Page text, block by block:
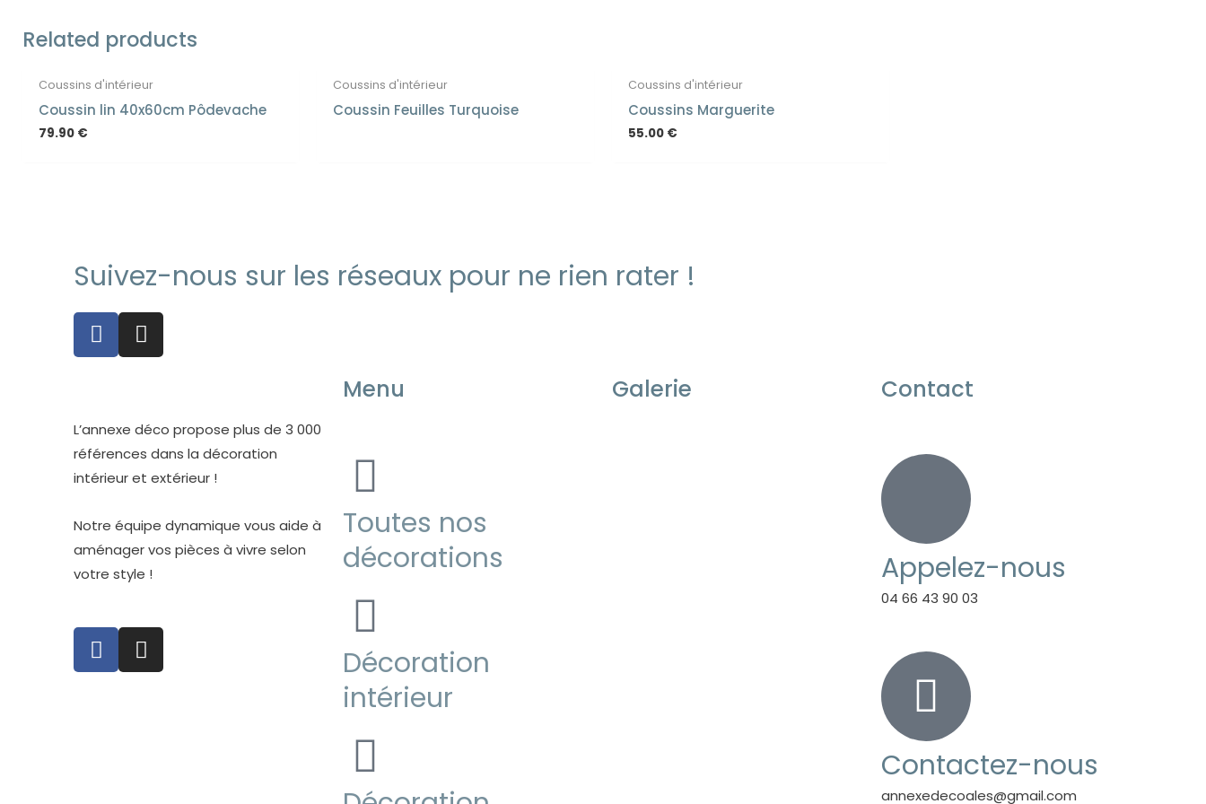
Related products
Coussins d'intérieur
Coussin lin 40x60cm Pôdevache
79.90 €
Coussins d'intérieur
Coussin Feuilles Turquoise
Coussins d'intérieur
Coussins Marguerite
55.00 €
Suivez-nous sur les réseaux pour ne rien rater !
F
a
c
o
o
k
f
I
n
s
g
r
a
L’annexe déco propose plus de 3 000
références dans la décoration
intérieur et extérieur !
Notre équipe dynamique vous aide à
aménager vos pièces à vivre selon
votre style !
F
a
c
I
n
s
Menu
Toutes nos
décorations
Décoration
intérieur
Galerie Contact
Appelez-nous
04 66 43 90 03
Contactez-nous
annexedecoales@gmail.com